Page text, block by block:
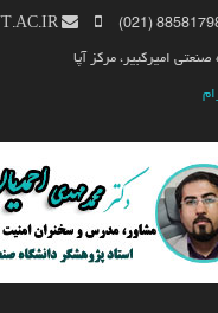
صنعتی امیرکبیر، مرکز آپا